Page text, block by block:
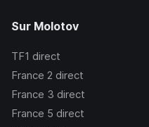
Sur Molotov
TF1 direct
France 2 direct
France 3 direct
France 5 direct